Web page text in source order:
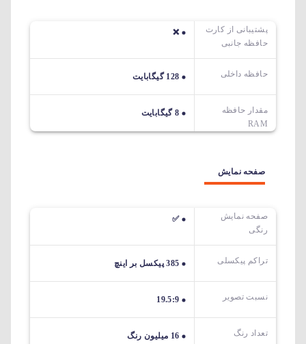
پشتیبانی از کارت
حافظه جانبی
❌
حافظه داخلی 128 گیگابایت
مقدار حافظه
RAM
8 گیگابایت
صفحه نمایش
صفحه نمایش
رنگی
✅
تراکم پیکسلی 385 پیکسل بر اینچ
نسبت تصویر 19.5:9
تعداد رنگ 16 میلیون رنگ